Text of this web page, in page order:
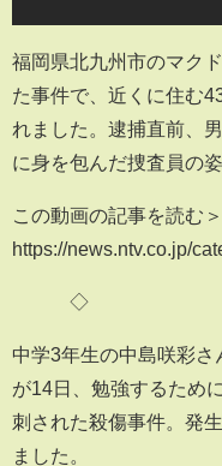
福岡県北九州市のマク
た事件で、近くに住む
れました。逮捕直前、
に身を包んだ捜査員の
この動画の記事を読む＞
https://news.ntv.co.jp/
◇
中学3年生の中島咲彩
が14日、勉強するため
刺された殺傷事件。発
ました。